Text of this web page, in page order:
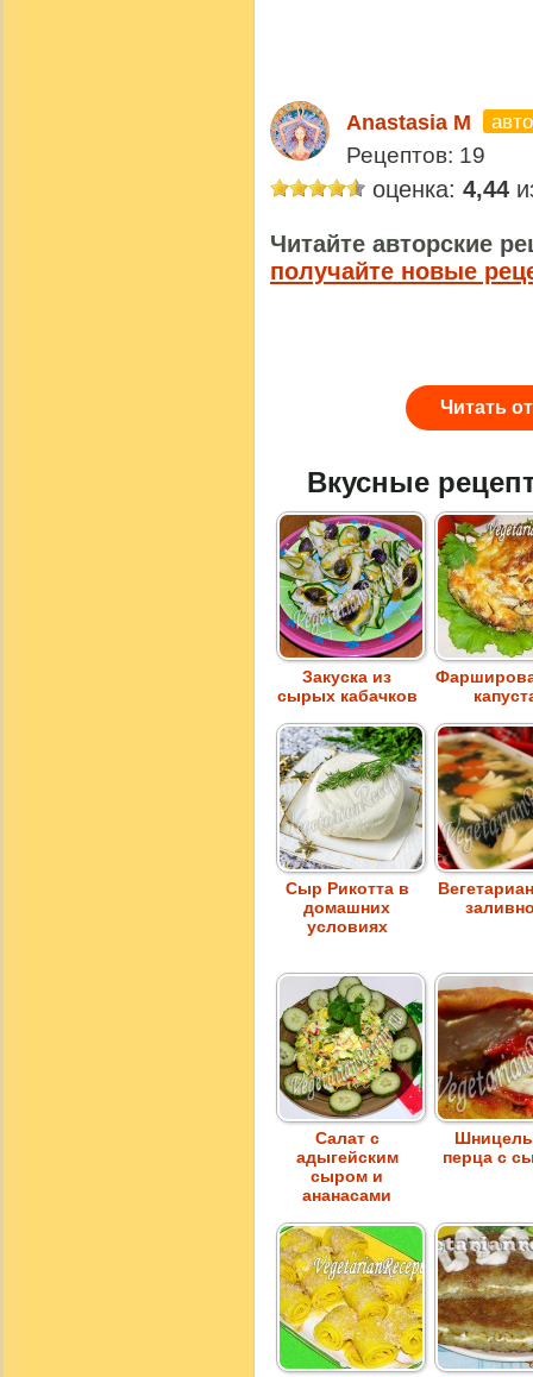
Anastasia M
Рецептов: 19
оценка: 4,44
Читайте авторские
получайте новые
Читать
Вкусные
Закуска из
сырых кабачков
Сыр Рикотта в
домашних
условиях
Салат с
адыгейским
сыром и
ананасами
перца с